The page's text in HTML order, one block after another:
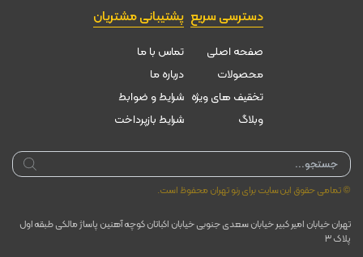
دسترسی سریع
صفحه اصلی
محصولات
تخقیف های ویژه
وبلاگ
پشتیبانی مشتریان
تماس با ما
درباره ما
شرایط و ضوابط
شرایط بازپرداخت
Products
search
© تمامی حقوق این سایت برای رنو تهران محفوظ است.
تهران خیابان امیر کبیر خیابان سعدی جنوبی خیابان اکباتان کوچه آهنین پاساژ مالکی طبقه اول
پلاک ۳